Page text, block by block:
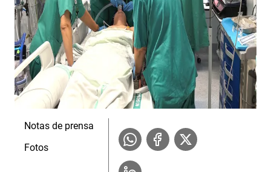
Notas de prensa
Fotos